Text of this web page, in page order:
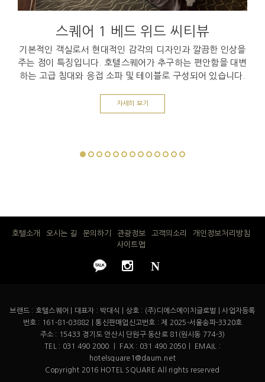
스퀘어 1 베드 위드 씨티뷰
기본적인 객실로서 현대적인 감각의 디자인과 깔끔한 인상을
주는 점이 특징입니다. 호텔스퀘어가 추구하는 편안함을 대변
하는 고급 침대와 응접 소파 및 테이블로 구성되어 있습니다.
자세히 보기
호텔소개 오시는 길 문의하기 관광정보 고객의소리
개인정보처리방침
사이트맵
N
브랜드 : 호텔스퀘어 | 대표자 : 박대식 | 상호 : (주)디에스에이치글로벌 | 사업자등록
번호 : 161-81-03882 | 통신판매업신고번호 : 제 2025-서울송파-3320호
주소 : 15433 경기도 안산시 단원구 동산로 81(원시동 774-3)
TEL : 031 490 2000 ㅣ FAX : 031 490 2050ㅣ EMAIL :
hotelsquare1@daum.net
Copyright 2016 HOTEL SQUARE All rights reserved